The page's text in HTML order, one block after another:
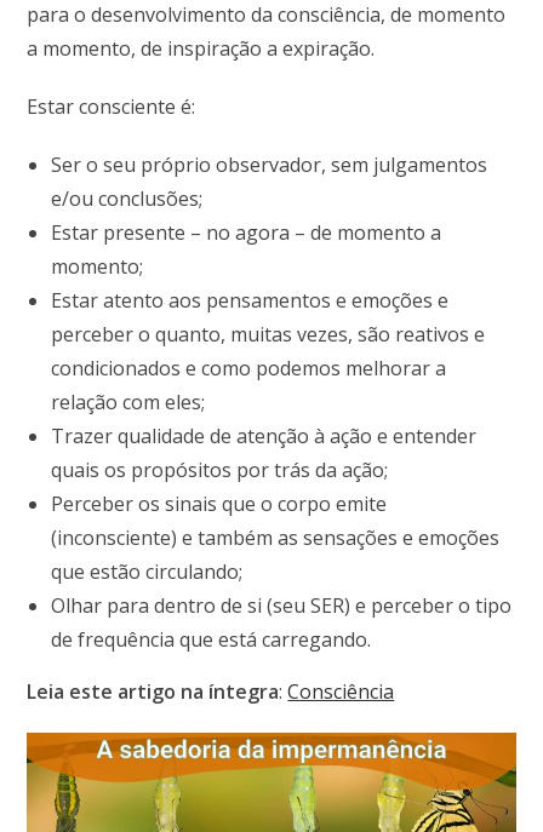
para o desenvolvimento da consciência, de momento
a momento, de inspiração a expiração.
Estar consciente é:
Ser o seu próprio observador, sem julgamentos
e/ou conclusões;
Estar presente – no agora – de momento a
momento;
Estar atento aos pensamentos e emoções e
perceber o quanto, muitas vezes, são reativos e
condicionados e como podemos melhorar a
relação com eles;
Trazer qualidade de atenção à ação e entender
quais os propósitos por trás da ação;
Perceber os sinais que o corpo emite
(inconsciente) e também as sensações e emoções
que estão circulando;
Olhar para dentro de si (seu SER) e perceber o tipo
de frequência que está carregando.
Leia este artigo na íntegra:Consciência